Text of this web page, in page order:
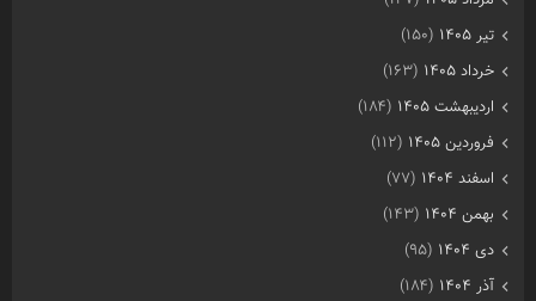
تیر ۱۴۰۵
(۱۵۰)
خرداد ۱۴۰۵
(۱۶۳)
اردیبهشت ۱۴۰۵
(۱۸۴)
فروردین ۱۴۰۵
(۱۱۲)
اسفند ۱۴۰۴
(۷۷)
بهمن ۱۴۰۴
(۱۴۳)
دی ۱۴۰۴
(۹۵)
آذر ۱۴۰۴
(۱۸۴)